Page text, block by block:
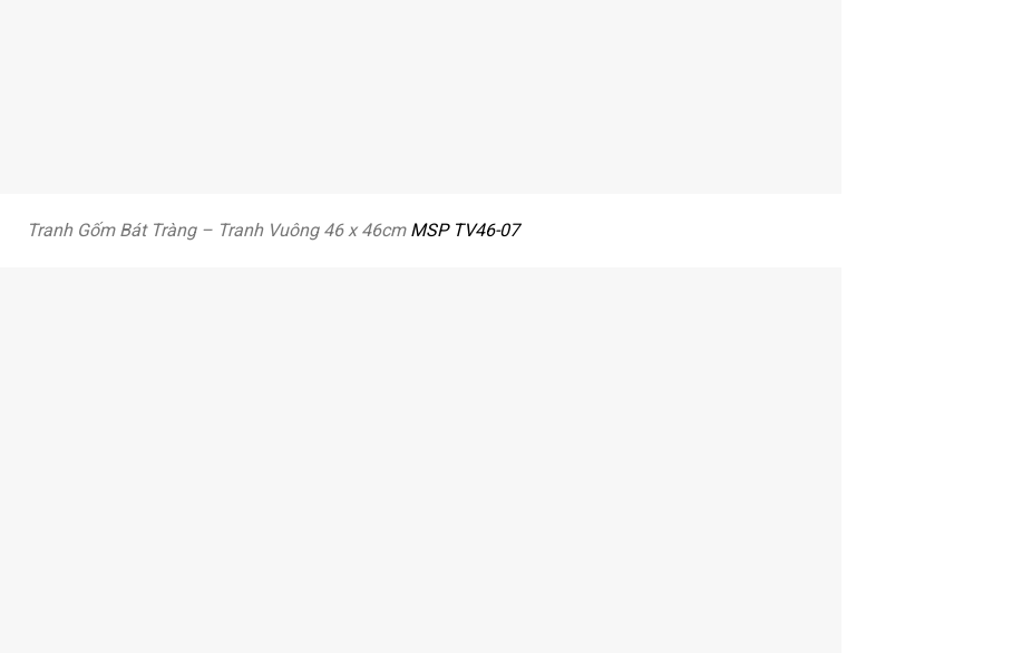
Tranh Gốm Bát Tràng – Tranh Vuông 46 x 46cmMSP TV46-07